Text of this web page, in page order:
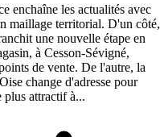
enchaîne les actualités avec
maillage territorial. D'un côté,
une nouvelle étape en
à Cesson-Sévigné,
de vente. De l'autre, la
change d'adresse pour
plus attractif à...